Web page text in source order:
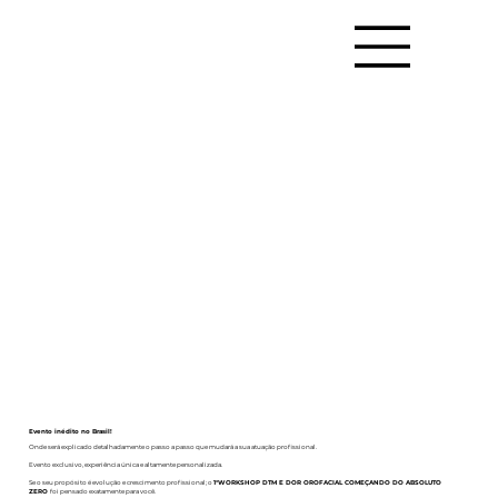
Evento inédito no Brasil!
Onde será explicado detalhadamente o passo a passo que mudará a sua atuação profissional.
Evento exclusivo, experiência única e altamente personalizada.
Se o seu propósito é evolução e crescimento profissional; o1°WORKSHOP DTM E DOR OROFACIAL COMEÇANDO DO ABSOLUTO
ZERO foi pensado exatamente para você.